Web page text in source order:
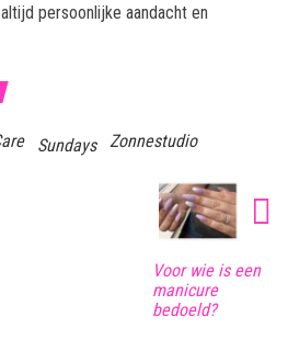
persoonlijke aandacht en
Sundays Zonnestudio
Voor wie is een
manicure
bedoeld?